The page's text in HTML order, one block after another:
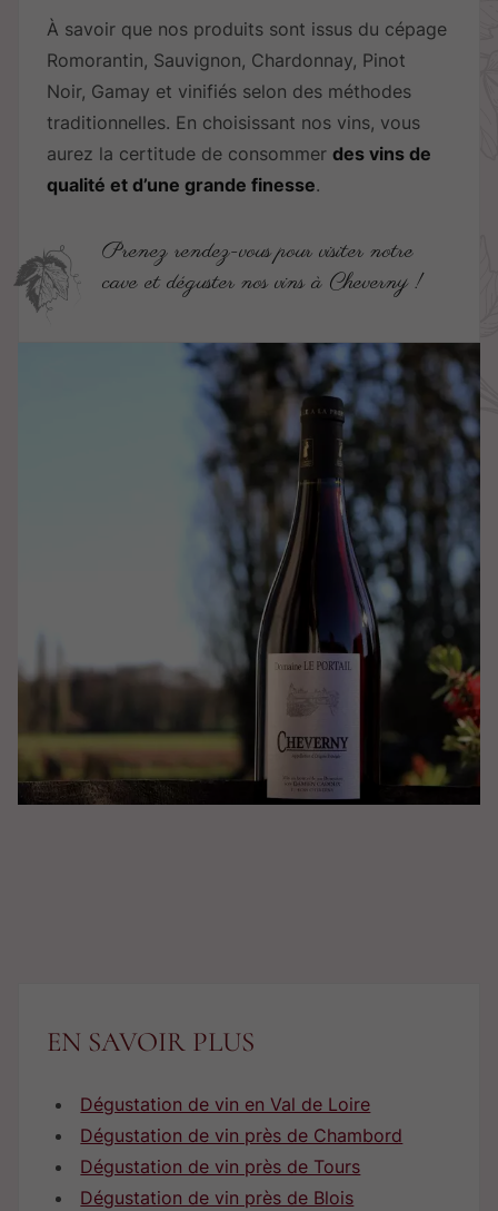
À savoir que nos produits sont issus du cépage
Romorantin, Sauvignon, Chardonnay, Pinot
Noir, Gamay et vinifiés selon des méthodes
traditionnelles. En choisissant nos vins, vous
aurez la certitude de consommerdes vins de
qualité et d’une grande finesse.
Prenez rendez-vous pour visiter notre
cave et déguster nos vins à Cheverny !
EN SAVOIR PLUS
Dégustation de vin en Val de Loire
Dégustation de vin près de Chambord
Dégustation de vin près de Tours
Dégustation de vin près de Blois